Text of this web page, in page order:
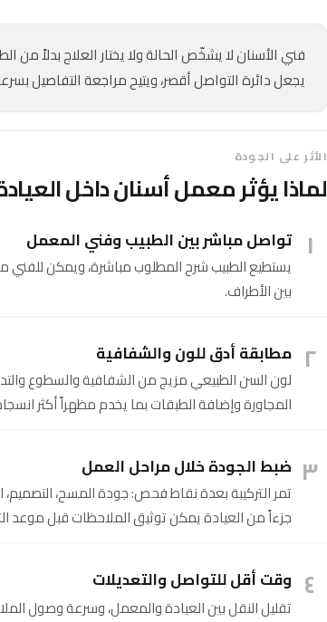
فني الأسنان لا يشخّص الحالة ولا يختار العلاج بدلاً
يجعل دائرة التواصل أقصر، ويتيح مراجعة التفاصيل
الأثر على الجودة
لماذا يؤثر معمل أسنان داخل
١ تواصل مباشر بين الطبيب وفني المعمل
يستطيع الطبيب شرح المطلوب مباشرة، ويمكن للفني
بين الأطراف.
٢ مطابقة أدق للون والشفافية
لون السن الطبيعي مزيج من الشفافية والسطوع
المجاورة وإضافة الطبقات بما يخدم مظهراً أكثر
٣ ضبط الجودة خلال مراحل العمل
تمر التركيبة بعدة نقاط فحص: جودة المسح، التصميم،
جزءاً من العيادة يمكن توثيق الملاحظات قبل موعد
٤ وقت أقل للتواصل والتعديلات
تقليل النقل بين العيادة والمعمل، وسرعة وصول